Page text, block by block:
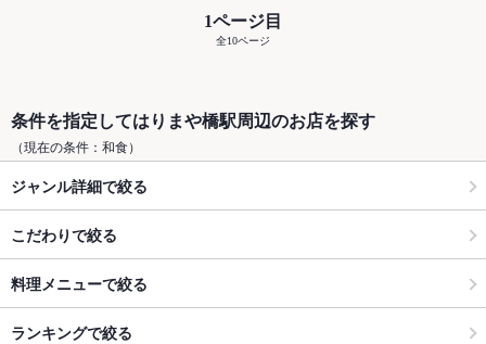
1ページ目
全10ページ
条件を指定してはりまや橋駅周辺のお店を探す
（現在の条件：和食）
ジャンル詳細で絞る
こだわりで絞る
料理メニューで絞る
ランキングで絞る